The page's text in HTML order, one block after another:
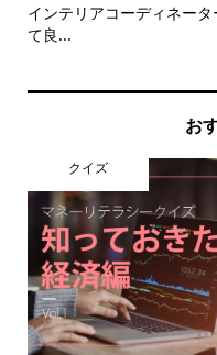
インテリアコーディネー
て良...
お
クイズ